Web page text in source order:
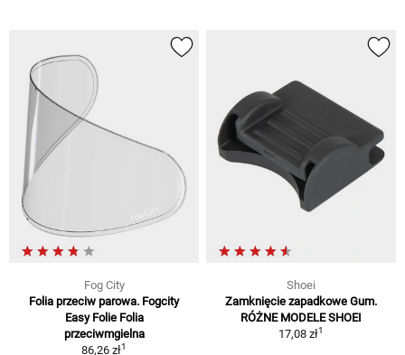
Fog City
Folia przeciw parowa. Fogcity
Easy Folie Folia
przeciwmgielna
86,26 zł1
Shoei
Zamknięcie zapadkowe Gum.
RÓŻNE MODELE SHOEI
17,08 zł1